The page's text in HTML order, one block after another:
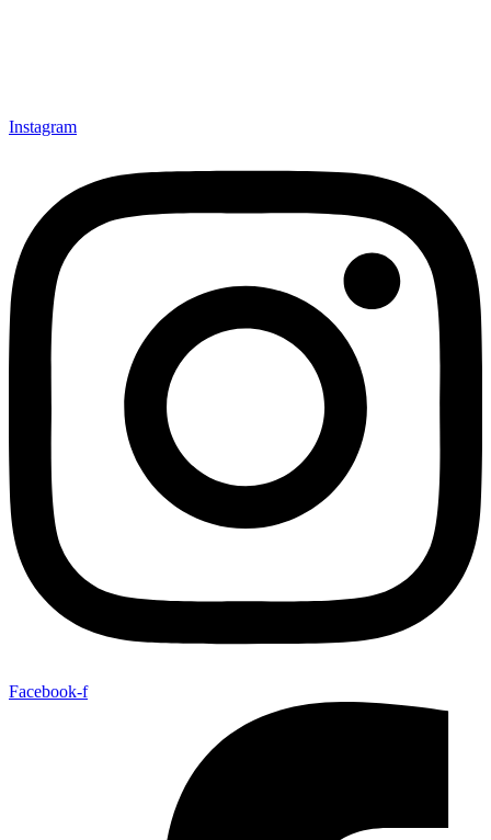
Instagram
Facebook-f